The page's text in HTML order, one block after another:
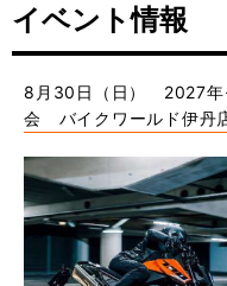
イベント情報
8月30日（日） 2027年
会 バイクワールド伊丹